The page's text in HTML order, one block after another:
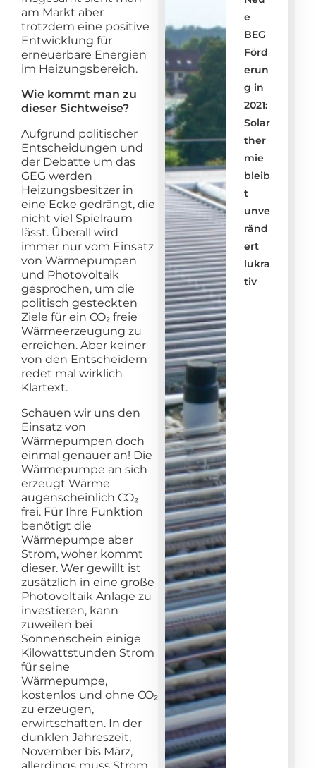
am Markt aber
trotzdem eine positive
Entwicklung für
erneuerbare Energien
im Heizungsbereich.
Wie kommt man zu
dieser Sichtweise?
Aufgrund politischer
Entscheidungen und
der Debatte um das
GEG werden
Heizungsbesitzer in
eine Ecke gedrängt, die
nicht viel Spielraum
lässt. Überall wird
immer nur vom Einsatz
von Wärmepumpen
und Photovoltaik
gesprochen, um die
politisch gesteckten
Ziele für ein CO₂ freie
Wärmeerzeugung zu
erreichen. Aber keiner
von den Entscheidern
redet mal wirklich
Klartext.
Schauen wir uns den
Einsatz von
Wärmepumpen doch
einmal genauer an! Die
Wärmepumpe an sich
erzeugt Wärme
augenscheinlich CO₂
frei. Für Ihre Funktion
benötigt die
Wärmepumpe aber
Strom, woher kommt
dieser. Wer gewillt ist
zusätzlich in eine große
Photovoltaik Anlage zu
investieren, kann
zuweilen bei
Sonnenschein einige
Kilowattstunden Strom
für seine
Wärmepumpe,
kostenlos und ohne CO₂
zu erzeugen,
erwirtschaften. In der
dunklen Jahreszeit,
November bis März,
e
BEG
Förd
erun
g in
2021:
Solar
ther
mie
bleib
t
unve
ränd
ert
lukra
tiv